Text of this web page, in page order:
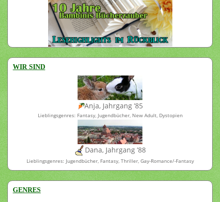
WIR SIND
Anja, Jahrgang ’85
Lieblingsgenres: Fantasy, Jugendbücher, New Adult, Dystopien
Dana, Jahrgang ’88
Lieblingsgenres: Jugendbücher, Fantasy, Thriller, Gay-Romance/-Fantasy
GENRES